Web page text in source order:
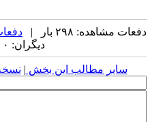
مشاهده: ۲۹۸ بار | دفعات
دیگران: ۰ بار |
سایر مطالب این بخش |